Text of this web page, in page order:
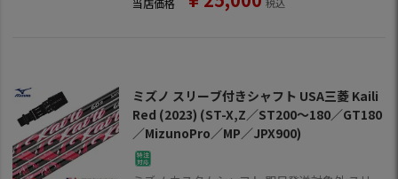
当店価格 税込
ミズノ スリーブ付きシャフト USA三菱 Kaili
Red (2023) (ST-X,Z／ST200～180／GT180
／MizunoPro／MP／JPX900)